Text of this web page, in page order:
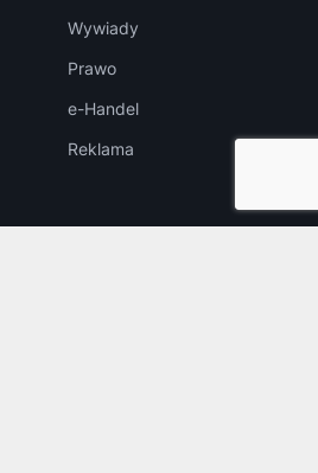
Wywiady
Prawo
e-Handel
Reklama